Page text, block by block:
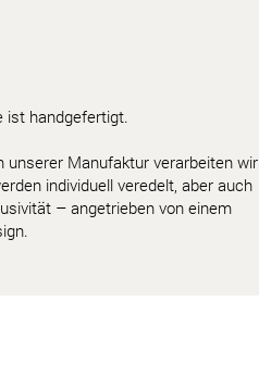
ist handgefertigt.
unserer Manufaktur verarbeiten wir
individuell veredelt, aber auch
– angetrieben von einem